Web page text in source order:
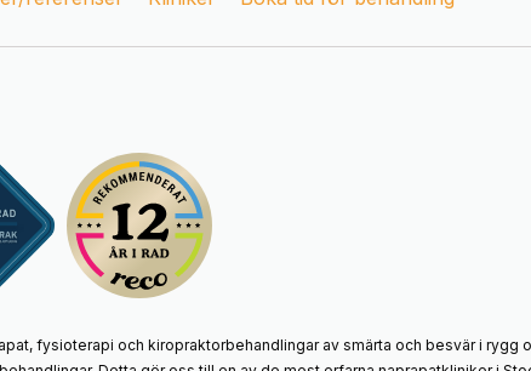
fysioterapi och kiropraktorbehandlingar av smärta och besvär i rygg